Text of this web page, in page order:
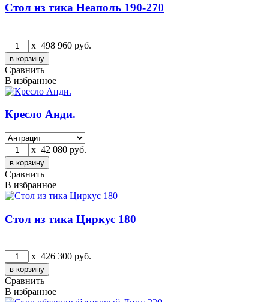
Стол из тика Неаполь 190-270
x 498 960 руб.
Сравнить
В избранное
Кресло Анди.
x 42 080 руб.
Сравнить
В избранное
Стол из тика Циркус 180
x 426 300 руб.
Сравнить
В избранное